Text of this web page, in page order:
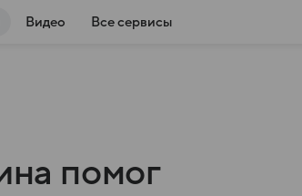
Видео Все сервисы
помог